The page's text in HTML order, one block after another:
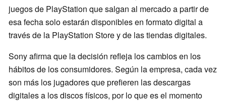
juegos de PlayStation que salgan al mercado a partir de
esa fecha solo estarán disponibles en formato digital a
través de la PlayStation Store y de las tiendas digitales.
Sony afirma que la decisión refleja los cambios en los
hábitos de los consumidores. Según la empresa, cada vez
son más los jugadores que prefieren las descargas
digitales a los discos físicos, por lo que es el momento